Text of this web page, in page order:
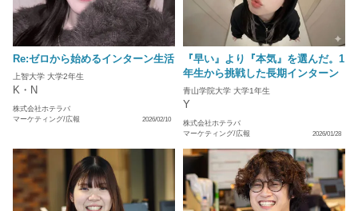
Re:ゼロから始めるインターン生活
上智大学 大学2年生
K・N
株式会社ホテラバ
マーケティング/広報
2026/02/10
『早い』より『本気』を選んだ。1
年生から挑戦した長期インターン
青山学院大学 大学1年生
Y
株式会社ホテラバ
マーケティング/広報
2026/01/28